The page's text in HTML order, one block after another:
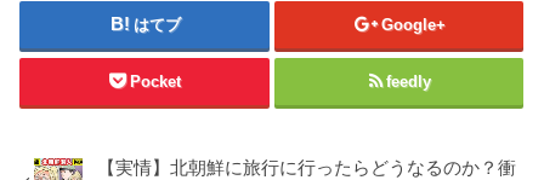
はてブ Google+
Pocket feedly
【実情】北朝鮮に旅行に行ったらどうなるのか？衝